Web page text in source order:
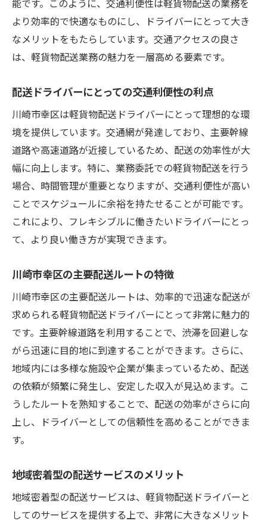
能です。このように、交通利便性は軽貨物配送の業務を
より効率的で快適なものにし、ドライバーにとって大き
なメリットをもたらしています。交通アクセスの良さ
は、軽貨物配送業務の魅力を一層高める要素です。
配送ドライバーにとっての交通利便性の利点
川崎市幸区は軽貨物配送ドライバーにとって理想的な環
境を提供しています。交通網が発達しており、主要幹線
道路や高速道路が近接しているため、配送の効率性が大
幅に向上します。特に、業務委託での軽貨物配送を行う
場合、時間管理が重要となりますが、交通利便性が高い
ことでスケジュールに余裕を持たせることが可能です。
これにより、フレキシブルに働きたいドライバーにとっ
て、より良い働き方が実現できます。
川崎市幸区の主要配送ルートの特徴
川崎市幸区の主要配送ルートは、効率的で迅速な配送が
求められる軽貨物配送ドライバーにとって非常に魅力的
です。主要幹線道路を利用することで、渋滞を回避しな
がら迅速に目的地に到達することができます。さらに、
地域内には多様な施設や企業が集まっているため、配送
の依頼が頻繁に発生し、安定した収入が見込めます。こ
うしたルートを熟知することで、配送の効率がさらに向
上し、ドライバーとしての信頼性を高めることができま
す。
地域密着型の配送サービスのメリット
地域密着型の配送サービスは、軽貨物配送ドライバーと
してのサービスを提供する上で、非常に大きなメリット